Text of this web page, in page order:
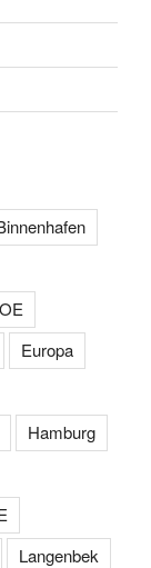
Europa
Hamburg
Langenbek